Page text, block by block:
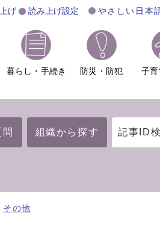
げ 読み上げ設定 やさしい日本
暮らし・手続き 防災・防犯 子
組織から探す 記事ID
その他